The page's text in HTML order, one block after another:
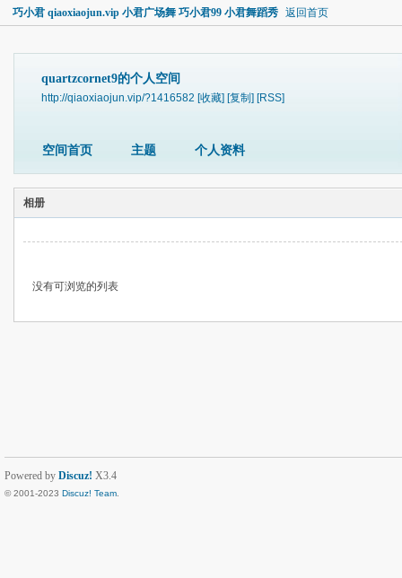
巧小君 qiaoxiaojun.vip 小君广场舞 巧小君99 小君舞蹈秀 返回首页
quartzcornet9的个人空间
http://qiaoxiaojun.vip/?1416582 [收藏] [复制] [RSS]
空间首页 主题 个人资料
相册
没有可浏览的列表
Powered by Discuz! X3.4
© 2001-2023 Discuz! Team